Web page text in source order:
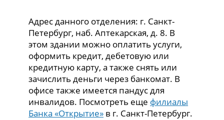
Адрес данного отделения: г. Санкт-
Петербург, наб. Аптекарская, д. 8. В
этом здании можно оплатить услуги,
оформить кредит, дебетовую или
кредитную карту, а также снять или
зачислить деньги через банкомат. В
офисе также имеется пандус для
инвалидов. Посмотреть еще филиалы
Банка «Открытие» в г. Санкт-Петербург.